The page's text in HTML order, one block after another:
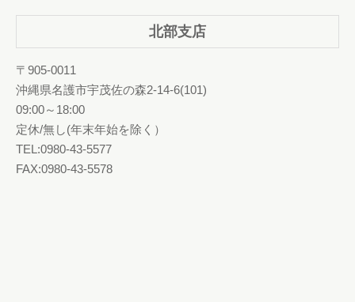
北部支店
〒905-0011
沖縄県名護市宇茂佐の森2-14-6(101)
09:00～18:00
定休/無し(年末年始を除く）
TEL:0980-43-5577
FAX:0980-43-5578